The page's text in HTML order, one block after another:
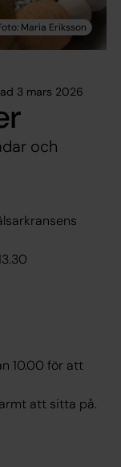
3 mars 2026
och
10.00 för att
att sitta på.